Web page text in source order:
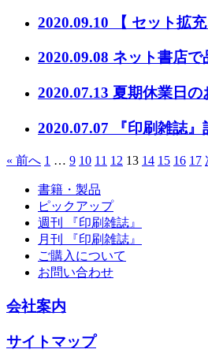
2020.09.10 【 セット拡
2020.09.08 ネット書店
2020.07.13 夏期休業日
2020.07.07 『印刷雑誌
« 前へ 1 … 9 10 11 12 13 14 15 16 17
書籍・製品
ピックアップ
週刊 『印刷雑誌』
月刊 『印刷雑誌』
ご購入について
お問い合わせ
会社案内
サイトマップ